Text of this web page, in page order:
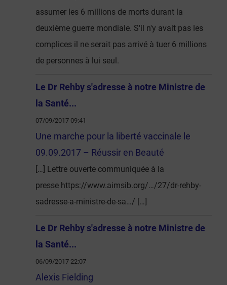
assumer les 6 millions de morts durant la
deuxième guerre mondiale. S'il n'y avait pas les
complices il ne serait pas arrivé à tuer 6 millions
de personnes à lui seul.
Le Dr Rehby s'adresse à notre Ministre de
la Santé...
07/09/2017 09:41
Une marche pour la liberté vaccinale le
09.09.2017 – Réussir en Beauté
[…] Lettre ouverte communiquée à la
presse https://www.aimsib.org/…/27/dr-rehby-
sadresse-a-ministre-de-sa…/ […]
Le Dr Rehby s'adresse à notre Ministre de
la Santé...
06/09/2017 22:07
Alexis Fielding